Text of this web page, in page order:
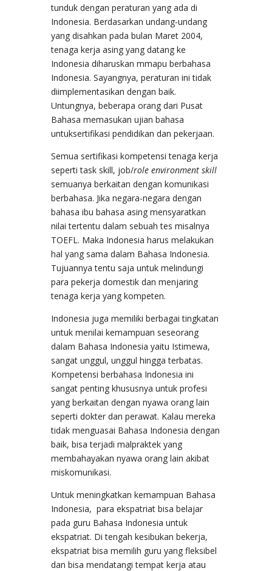
tunduk dengan peraturan yang ada di
Indonesia. Berdasarkan undang-undang
yang disahkan pada bulan Maret 2004,
tenaga kerja asing yang datang ke
Indonesia diharuskan mmapu berbahasa
Indonesia. Sayangnya, peraturan ini tidak
diimplementasikan dengan baik.
Untungnya, beberapa orang dari Pusat
Bahasa memasukan ujian bahasa
untuksertifikasi pendidikan dan pekerjaan.
Semua sertifikasi kompetensi tenaga kerja
seperti task skill, job/role environment skill
semuanya berkaitan dengan komunikasi
berbahasa. Jika negara-negara dengan
bahasa ibu bahasa asing mensyaratkan
nilai tertentu dalam sebuah tes misalnya
TOEFL. Maka Indonesia harus melakukan
hal yang sama dalam Bahasa Indonesia.
Tujuannya tentu saja untuk melindungi
para pekerja domestik dan menjaring
tenaga kerja yang kompeten.
Indonesia juga memiliki berbagai tingkatan
untuk menilai kemampuan seseorang
dalam Bahasa Indonesia yaitu Istimewa,
sangat unggul, unggul hingga terbatas.
Kompetensi berbahasa Indonesia ini
sangat penting khususnya untuk profesi
yang berkaitan dengan nyawa orang lain
seperti dokter dan perawat. Kalau mereka
tidak menguasai Bahasa Indonesia dengan
baik, bisa terjadi malpraktek yang
membahayakan nyawa orang lain akibat
miskomunikasi.
Untuk meningkatkan kemampuan Bahasa
Indonesia, para ekspatriat bisa belajar
pada guru Bahasa Indonesia untuk
ekspatriat. Di tengah kesibukan bekerja,
ekspatriat bisa memilih guru yang fleksibel
dan bisa mendatangi tempat kerja atau